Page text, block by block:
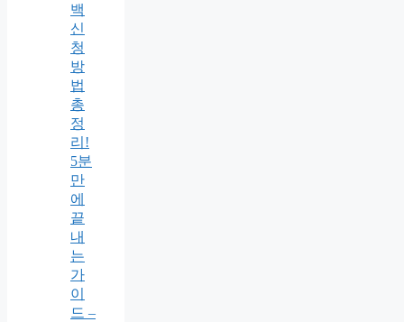
백
신
청
방
법
총
정
리!
5분
만
에
끝
내
는
가
이
드 –